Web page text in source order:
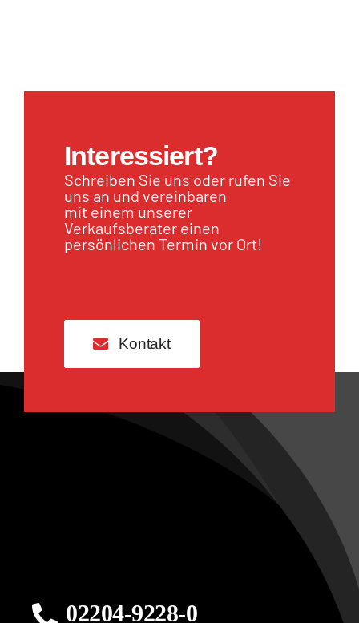
Interessiert?
Schreiben Sie uns oder rufen Sie
uns an und vereinbaren
mit einem unserer
Verkaufsberater einen
persönlichen Termin vor Ort!
Kontakt
02204-9228-0